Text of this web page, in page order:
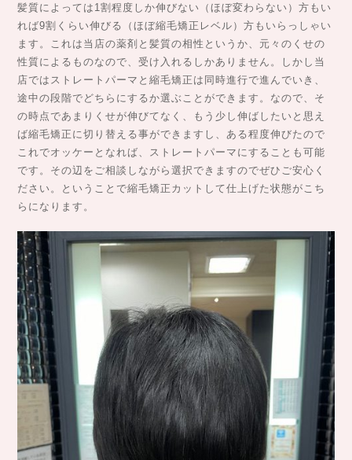
髪質によっては1割程度しか伸びない（ほぼ変わらない）方もい
れば9割くらい伸びる（ほぼ縮毛矯正レベル）方もいらっしゃい
ます。これは当店の薬剤と髪質の相性というか、元々のくせの
性質によるものなので、受け入れるしかありません。しかし当
店ではストレートパーマと縮毛矯正は同時進行で進んでいき、
途中の段階でどちらにするか選ぶことができます。なので、そ
の時点であまりくせが伸びてなく、もう少し伸ばしたいと思え
ば縮毛矯正に切り替える事ができますし、ある程度伸びたので
これでオッケーとなれば、ストレートパーマにすることも可能
です。その辺をご相談しながら選択できますのでぜひご安心く
ださい。ということで縮毛矯正カットして仕上げた状態がこち
らになります。